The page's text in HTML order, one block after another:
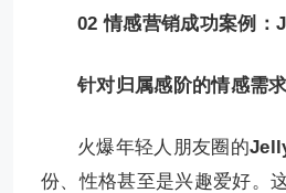
02 情感营销成功案例：
针对归属感阶的情感需求
火爆年轻人朋友圈的
份、性格甚至是兴趣爱好。